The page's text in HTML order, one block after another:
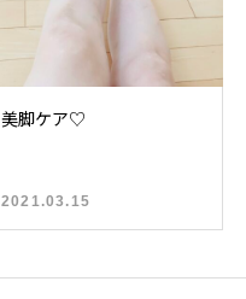
美脚ケア♡
2021.03.15